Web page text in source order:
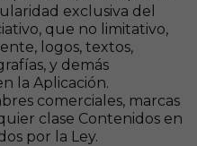
exclusiva del
que no limitativo,
logos, textos,
y demás
la Aplicación.
comerciales, marcas
clase Contenidos en
por la Ley.